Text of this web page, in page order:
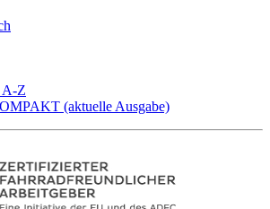
A-Z
(aktuelle Ausgabe)